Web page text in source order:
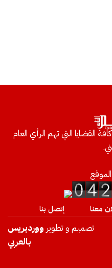
القضايا التي تهم الرأي العام
معنا إتصل بنا
تصميم و تطوير ووردبريس
بالعربي